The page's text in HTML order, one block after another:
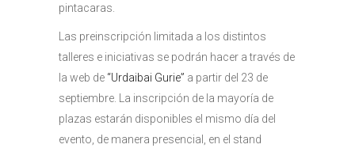
pintacaras.
Las preinscripción limitada a los distintos
talleres e iniciativas se podrán hacer a través de
la web de “Urdaibai Gurie” a partir del 23 de
septiembre. La inscripción de la mayoría de
plazas estarán disponibles el mismo día del
evento, de manera presencial, en el stand